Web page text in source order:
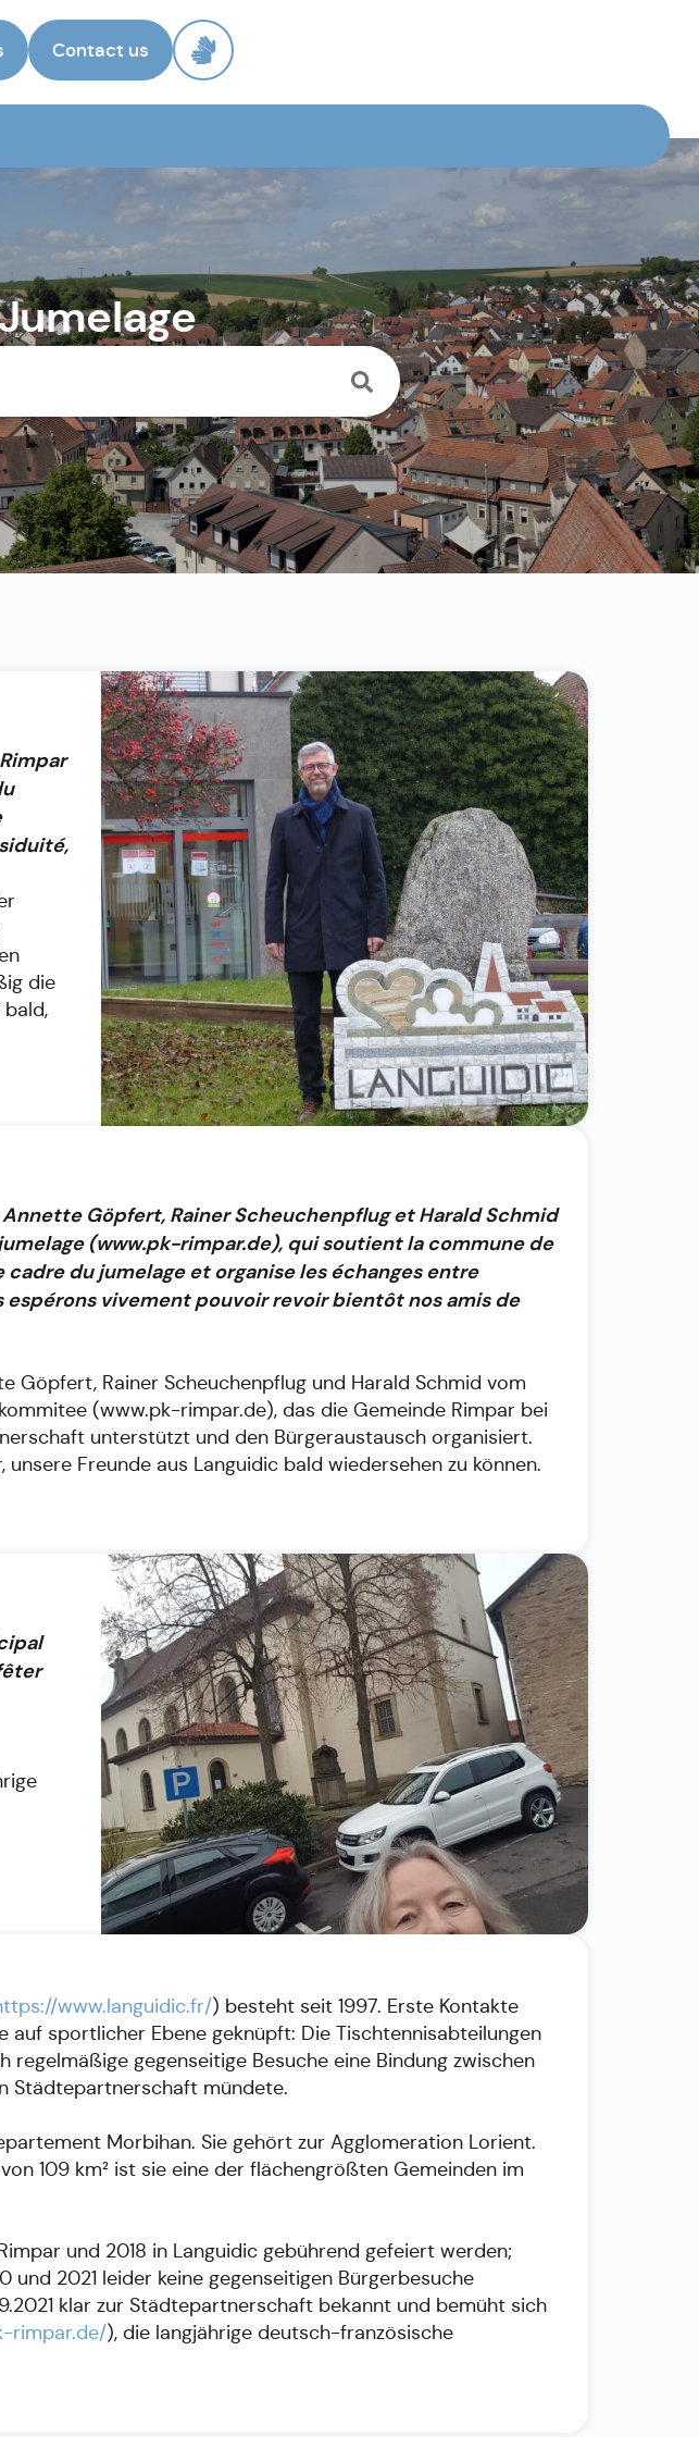
Contact us
die
Annette Göpfert, Rainer Scheuchenpflug et Harald Schmid
(www.pk-rimpar.de), qui soutient la commune de
cadre du jumelage et organise les échanges entre
espérons vivement pouvoir revoir bientôt nos amis de
Göpfert, Rainer Scheuchenpflug und Harald Schmid vom
(www.pk-rimpar.de), das die Gemeinde Rimpar bei
unterstützt und den Bürgeraustausch organisiert.
unsere Freunde aus Languidic bald wiedersehen zu können.
www.languidic.fr/) besteht seit 1997. Erste Kontakte
sportlicher Ebene geknüpft: Die Tischtennisabteilungen
gegenseitige Besuche eine Bindung zwischen
Städtepartnerschaft mündete.
Morbihan. Sie gehört zur Agglomeration Lorient.
109 km² ist sie eine der flächengrößten Gemeinden im
und 2018 in Languidic gebührend gefeiert werden;
2021 leider keine gegenseitigen Bürgerbesuche
klar zur Städtepartnerschaft bekannt und bemüht sich
rimpar.de/), die langjährige deutsch-französische